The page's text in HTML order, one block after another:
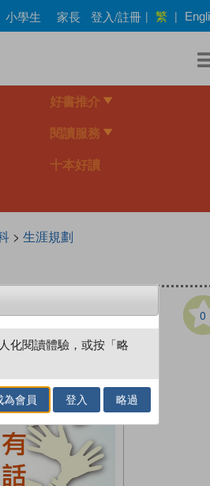
小學生 家長 登入/註冊 | 繁 |
好書推介
閱讀服務
十本好讀
> 生涯規劃
0
化閱讀體驗，或按「略
為會員 登入 略過